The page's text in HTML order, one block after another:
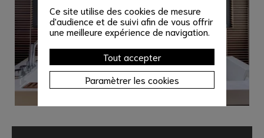
Ce site utilise des cookies de mesure
d'audience et de suivi afin de vous offrir
une meilleure expérience de navigation.
Tout accepter
Paramètrer les cookies